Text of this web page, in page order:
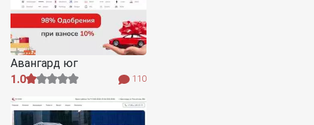
Авангард юг
1.0
110